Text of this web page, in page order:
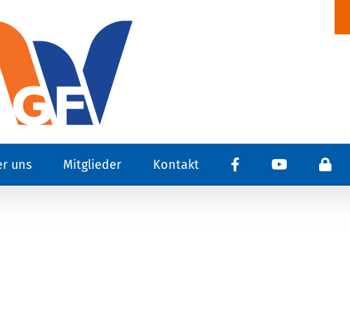
uns Mitglieder Kontakt